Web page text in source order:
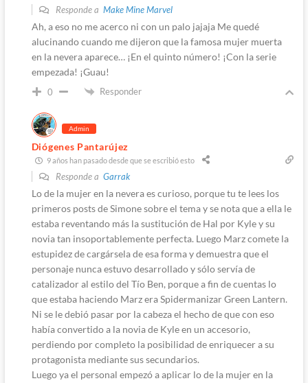
Responde a Make Mine Marvel
Ah, a eso no me acerco ni con un palo jajaja Me quedé
alucinando cuando me dijeron que la famosa mujer muerta
en la nevera aparece… ¡En el quinto número! ¡Con la serie
empezada! ¡Guau!
0 Responder
Admin
Diógenes Pantarújez
9 años han pasado desde que se escribió esto
Responde a Garrak
Lo de la mujer en la nevera es curioso, porque tu te lees los
primeros posts de Simone sobre el tema y se nota que a ella le
estaba reventando más la sustitución de Hal por Kyle y su
novia tan insoportablemente perfecta. Luego Marz comete la
estupidez de cargársela de esa forma y demuestra que el
personaje nunca estuvo desarrollado y sólo servía de
catalizador al estilo del Tío Ben, porque a fin de cuentas lo
que estaba haciendo Marz era Spidermanizar Green Lantern.
Ni se le debió pasar por la cabeza el hecho de que con eso
había convertido a la novia de Kyle en un accesorio,
perdiendo por completo la posibilidad de enriquecer a su
protagonista mediante sus secundarios.
Luego ya el personal empezó a aplicar lo de la mujer en la